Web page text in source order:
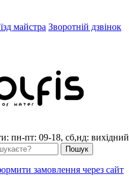
майстра Зворотній дзвінок
пн-пт: 09-18, сб,нд: вихідний
замовлення через сайт